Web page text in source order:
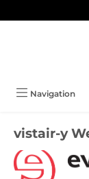
Zum Hauptinhalt
Navigation
vistair-y